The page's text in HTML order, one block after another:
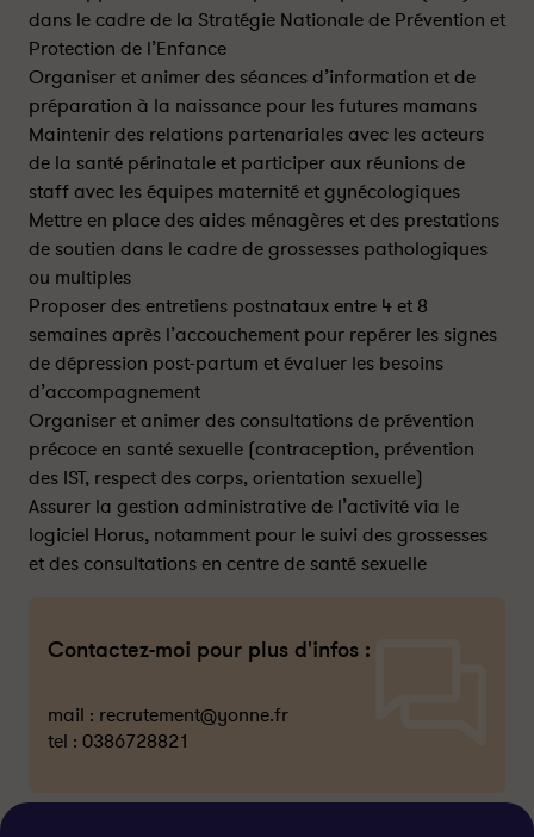
dans le cadre de la Stratégie Nationale de Prévention et
Protection de l’Enfance
Organiser et animer des séances d’information et de
préparation à la naissance pour les futures mamans
Maintenir des relations partenariales avec les acteurs
de la santé périnatale et participer aux réunions de
staff avec les équipes maternité et gynécologiques
Mettre en place des aides ménagères et des prestations
de soutien dans le cadre de grossesses pathologiques
ou multiples
Proposer des entretiens postnataux entre 4 et 8
semaines après l’accouchement pour repérer les signes
de dépression post-partum et évaluer les besoins
d’accompagnement
Organiser et animer des consultations de prévention
précoce en santé sexuelle (contraception, prévention
des IST, respect des corps, orientation sexuelle)
Assurer la gestion administrative de l’activité via le
logiciel Horus, notamment pour le suivi des grossesses
et des consultations en centre de santé sexuelle
Contactez-moi pour plus d'infos :
mail : recrutement@yonne.fr
tel : 0386728821